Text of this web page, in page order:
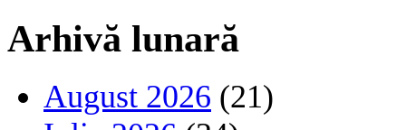
Arhivă lunară
August 2026 (21)